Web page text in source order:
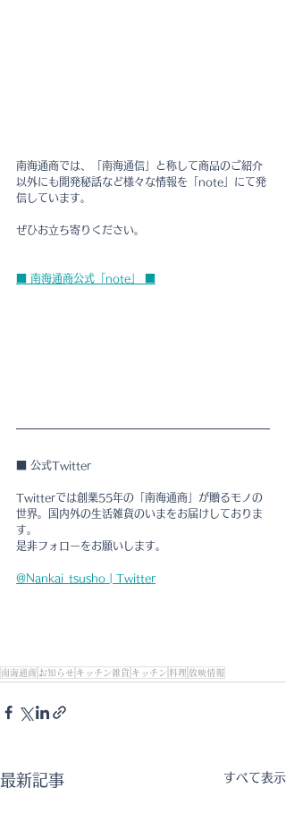
南海通商では、「南海通信」と称して商品のご紹介
以外にも開発秘話など様々な情報を「note」にて発
信しています。
ぜひお立ち寄りください。
■ 南海通商公式「note」 ■
■ 公式Twitter
Twitterでは創業55年の「南海通商」が贈るモノの
世界。国内外の生活雑貨のいまをお届けしておりま
す。
是非フォローをお願いします。
@Nankai_tsusho | Twitter
南海通商 お知らせ キッチン雑貨 キッチン 料理 放映情報
最新記事 すべて表示